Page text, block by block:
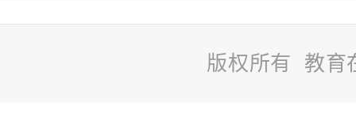
版权所有 教育